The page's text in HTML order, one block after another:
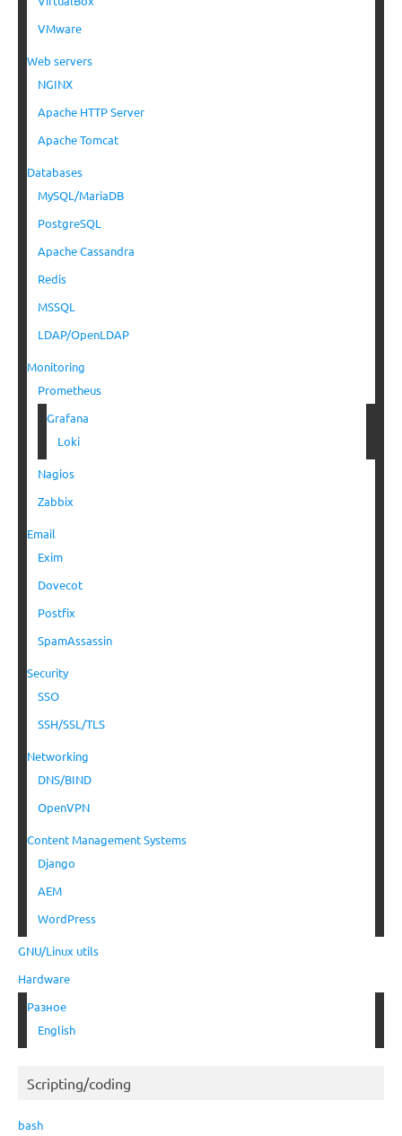
VMware
Web servers
NGINX
Apache HTTP Server
Apache Tomcat
Databases
MySQL/MariaDB
PostgreSQL
Apache Cassandra
Redis
MSSQL
LDAP/OpenLDAP
Monitoring
Prometheus
Grafana
Loki
Nagios
Zabbix
Email
Exim
Dovecot
Postfix
SpamAssassin
Security
SSO
SSH/SSL/TLS
Networking
DNS/BIND
OpenVPN
Content Management Systems
Django
AEM
WordPress
GNU/Linux utils
Hardware
Разное
English
Scripting/coding
bash